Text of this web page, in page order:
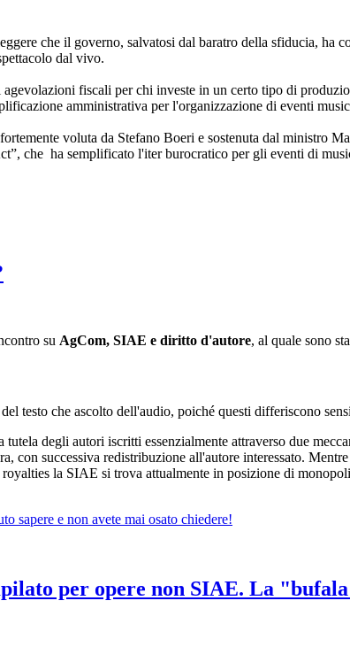
che il governo, salvatosi dal baratro della sfiducia, ha
dal vivo.
fiscali per chi investe in un certo tipo di
amministrativa per l'organizzazione di eventi
fortemente voluta da Stefano Boeri e sostenuta dal ministro
che ha semplificato l'iter burocratico per gli eventi di
su AgCom, SIAE e diritto d'autore, al quale sono
testo che ascolto dell'audio, poiché questi differiscono
degli autori iscritti essenzialmente attraverso due
successiva redistribuzione all'autore interessato.
la SIAE si trova attualmente in posizione di
sapere e non avete mai osato chiedere!
per opere non SIAE. La